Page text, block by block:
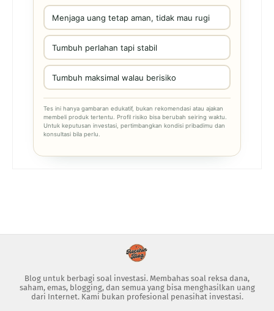
Menjaga uang tetap aman, tidak mau rugi
Tumbuh perlahan tapi stabil
Tumbuh maksimal walau berisiko
Tes ini hanya gambaran edukatif, bukan rekomendasi atau ajakan
membeli produk tertentu. Profil risiko bisa berubah seiring waktu.
Untuk keputusan investasi, pertimbangkan kondisi pribadimu dan
konsultasi bila perlu.
Blog untuk berbagi soal investasi. Membahas soal reksa dana,
saham, emas, blogging, dan semua yang bisa menghasilkan uang
dari Internet. Kami bukan profesional penasihat investasi.